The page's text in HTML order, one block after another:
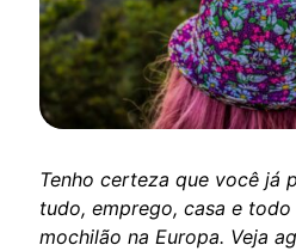
Tenho certeza que você já
tudo, emprego, casa e
mochilão na Europa. Veja